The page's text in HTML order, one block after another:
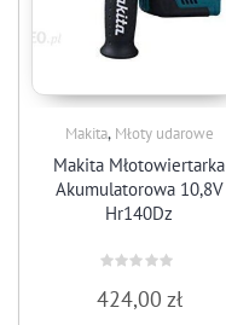
Makita, Młoty udarowe
Makita Młotowiertarka
Akumulatorowa 10,8V
Hr140Dz
0
out
424,00 zł